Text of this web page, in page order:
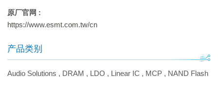
原厂官网 :
https://www.esmt.com.tw/cn
产品类别
Audio Solutions , DRAM , LDO , Linear IC , MCP , NAND Flash